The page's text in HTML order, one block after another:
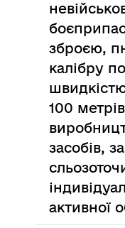
зброєю,
калібру
100
засобів,
активної